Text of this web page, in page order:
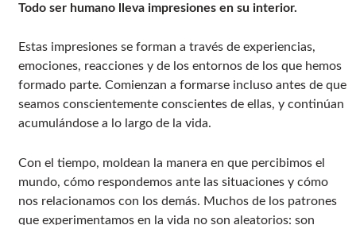
Todo ser humano lleva impresiones en su interior.
Estas impresiones se forman a través de experiencias,
emociones, reacciones y de los entornos de los que hemos
formado parte. Comienzan a formarse incluso antes de que
seamos conscientemente conscientes de ellas, y continúan
acumulándose a lo largo de la vida.
Con el tiempo, moldean la manera en que percibimos el
mundo, cómo respondemos ante las situaciones y cómo
nos relacionamos con los demás. Muchos de los patrones
que experimentamos en la vida no son aleatorios: son